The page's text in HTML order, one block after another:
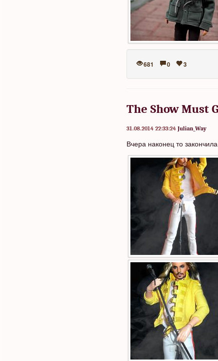
681 0 3
The Show Must
31.08.2014 22:33:24 Julian_Way
Вчера наконец то закончил